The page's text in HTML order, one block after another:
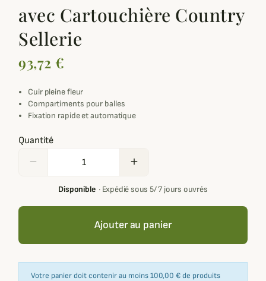
avec Cartouchière Country
Sellerie
93,72 €
Cuir pleine fleur
Compartiments pour balles
Fixation rapide et automatique
Quantité
remove add
Disponible· Expédié sous 5/ 7 jours ouvrés
Ajouter au panier
Votre panier doit contenir au moins 100,00 € de produits